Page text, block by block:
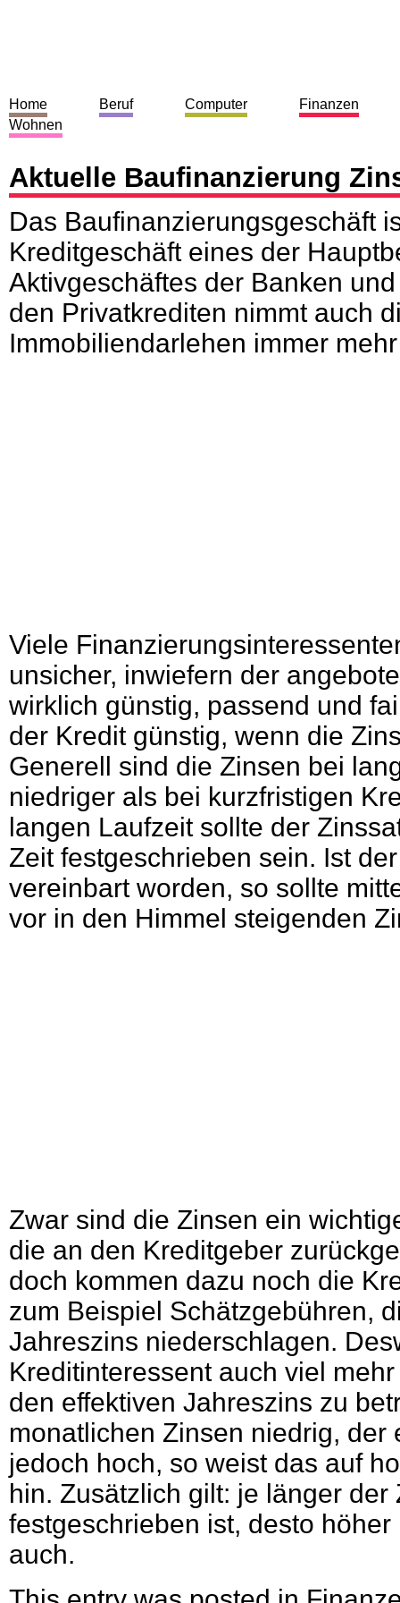
Aktuelle Baufinanzierung
Das Baufinanzierungsgeschäft
Kreditgeschäft eines der
Aktivgeschäftes der Banken
den Privatkrediten nimmt auch
Immobiliendarlehen immer
Viele
unsicher, inwiefern der
wirklich günstig, passend und
der Kredit günstig, wenn die
Generell sind die Zinsen bei
niedriger als bei kurzfristigen
langen Laufzeit sollte der
Zeit festgeschrieben sein. Ist
vereinbart worden, so sollte
vor in den Himmel steigenden
Zwar sind die Zinsen ein
die an den Kreditgeber
doch kommen dazu noch die
zum Beispiel Schätzgebühren,
Jahreszins niederschlagen.
Kreditinteressent auch viel
den effektiven Jahreszins zu
monatlichen Zinsen niedrig, der
jedoch hoch, so weist das auf
hin. Zusätzlich gilt: je länger der
festgeschrieben ist, desto
auch.
Home Beruf Computer
Finanzen
Wohnen